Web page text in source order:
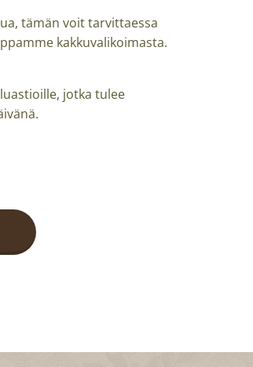
tämän voit tarvittaessa
kakkuvalikoimasta.
jotka tulee